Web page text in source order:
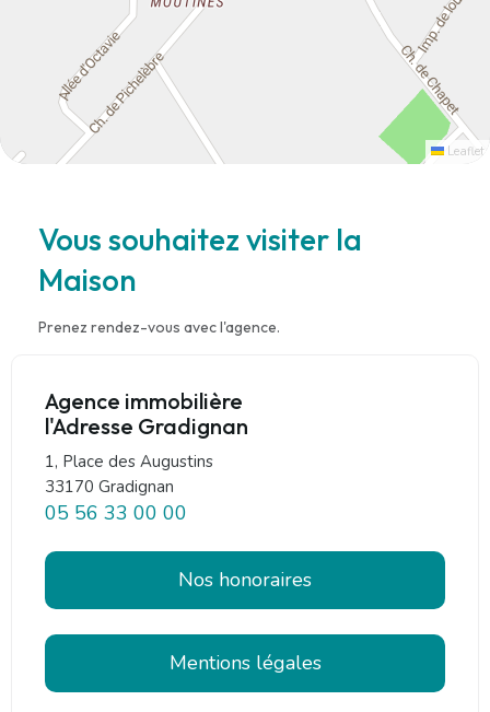
Leaflet
Vous souhaitez visiter la
Maison
Prenez rendez-vous avec l'agence.
Agence immobilière
l'Adresse Gradignan
1, Place des Augustins
33170 Gradignan
05 56 33 00 00
Nos honoraires
Mentions légales